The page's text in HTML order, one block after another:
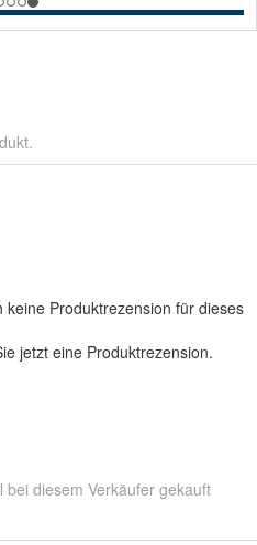
keine Produktrezension für dieses
jetzt eine Produktrezension.
diesem Verkäufer gekauft